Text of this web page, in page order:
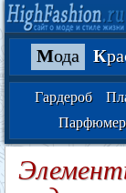
Мода К
Гардероб